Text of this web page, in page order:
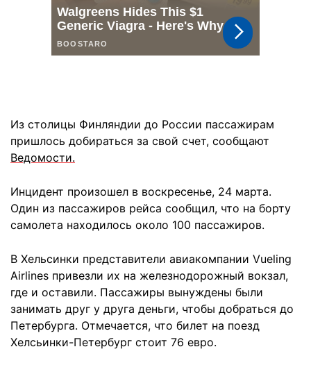
Из столицы Финляндии до России пассажирам
пришлось добираться за свой счет, сообщают
Ведомости.
Инцидент произошел в воскресенье, 24 марта.
Один из пассажиров рейса сообщил, что на борту
самолета находилось около 100 пассажиров.
В Хельсинки представители авиакомпании Vueling
Airlines привезли их на железнодорожный вокзал,
где и оставили. Пассажиры вынуждены были
занимать друг у друга деньги, чтобы добраться до
Петербурга. Отмечается, что билет на поезд
Хелсьинки-Петербург стоит 76 евро.